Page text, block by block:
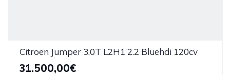
Citroen Jumper 3.0T L2H1 2.2 Bluehdi 120cv
31.500,00€